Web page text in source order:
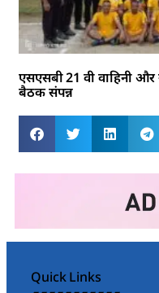
एसएसबी 21 वी वाहिनी
बैठक संपन्न
Quick Links